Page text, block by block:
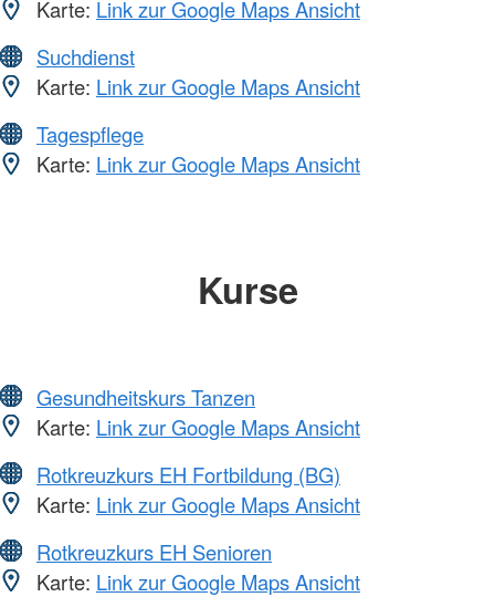
Karte: Link zur Google Maps Ansicht
Suchdienst
Karte: Link zur Google Maps Ansicht
Tagespflege
Karte: Link zur Google Maps Ansicht
Kurse
Gesundheitskurs Tanzen
Karte: Link zur Google Maps Ansicht
Rotkreuzkurs EH Fortbildung (BG)
Karte: Link zur Google Maps Ansicht
Rotkreuzkurs EH Senioren
Karte: Link zur Google Maps Ansicht